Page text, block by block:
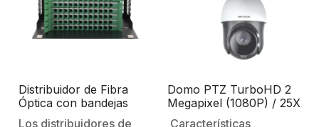
Pair):Cable de pares
trenzados más simple y
empleado,…
Distribuidor de Fibra
Óptica con bandejas
deslizables, vacío, 19in,
Los distribuidores de
Domo PTZ TurboHD 2
Megapixel (1080P) / 25X
Zoom / 100 mts IR EXIR
Características